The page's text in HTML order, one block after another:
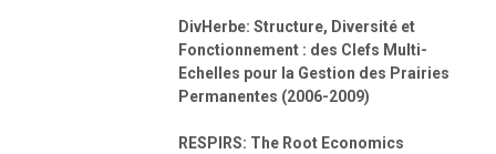
DivHerbe: Structure, Diversité et
Fonctionnement : des Clefs Multi-
Echelles pour la Gestion des Prairies
Permanentes (2006-2009)
RESPIRS: The Root Economics